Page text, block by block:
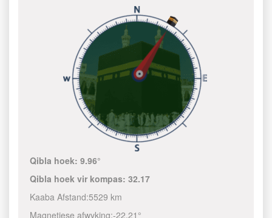
Qibla hoek:9.96°
Qibla hoek vir kompas:32.17
Kaaba Afstand:5529 km
Magnetiese afwyking:-22.21°